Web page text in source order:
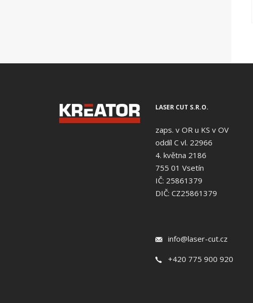
LASER CUT S.R.O.
zaps. v OR u KS v OV
oddíl C vl. 22966
4. května 2186
755 01 Vsetín
IČ: 25861379
DIČ: CZ25861379
info@laser-cut.cz
+420 775 900 920